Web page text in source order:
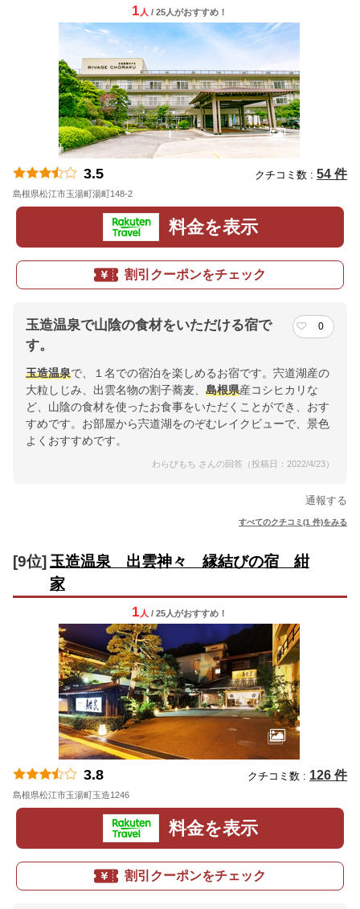
1 人 / 25人がおすすめ！
3.5 クチコミ数 : 54 件
島根県松江市玉湯町湯町148-2
料金を表示
割引クーポンをチェック
玉造温泉で山陰の食材をいただける宿で
す。
0
玉造温泉で、１名での宿泊を楽しめるお宿です。宍道湖産の
大粒しじみ、出雲名物の割子蕎麦、 島根県産コシヒカリな
ど、山陰の食材を使ったお食事をいただくことができ、おす
すめです。お部屋から宍道湖をのぞむレイクビューで、景色
よくおすすめです。
わらびもち さんの回答（投稿日：2022/4/23）
通報する
すべてのクチコミ(1 件)をみる
[9位] 玉造温泉 出雲神々 縁結びの宿 紺
家
1 人 / 25人がおすすめ！
3.8 クチコミ数 : 126 件
島根県松江市玉湯町玉造1246
料金を表示
割引クーポンをチェック